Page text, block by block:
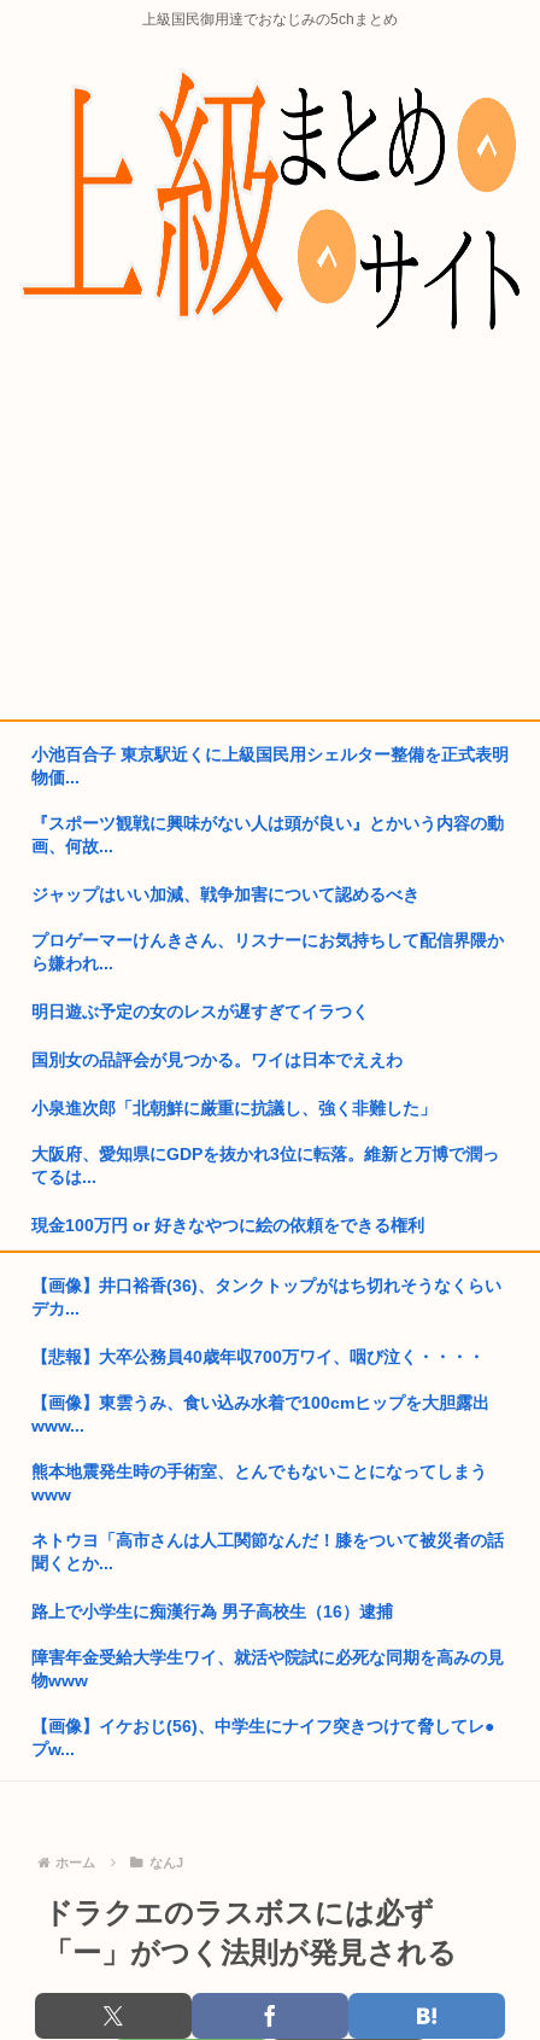
上級国民御用達でおなじみの5chまとめ
小池百合子 東京駅近くに上級国民用シェルター整備を正式表明
物価...
『スポーツ観戦に興味がない人は頭が良い』とかいう内容の動
画、何故...
ジャップはいい加減、戦争加害について認めるべき
プロゲーマーけんきさん、リスナーにお気持ちして配信界隈か
ら嫌われ...
明日遊ぶ予定の女のレスが遅すぎてイラつく
国別女の品評会が見つかる。ワイは日本でええわ
小泉進次郎「北朝鮮に厳重に抗議し、強く非難した」
大阪府、愛知県にGDPを抜かれ3位に転落。維新と万博で潤っ
てるは...
現金100万円 or 好きなやつに絵の依頼をできる権利
新聞さん、壮大な縦読みを仕込んでしまう
競艇の払戻金3億3400万円を申告せず脱税&元税務対象者から1
障がい者手帳、健常者でも簡単に取得できるものだったwww
日本さん食料自給率が過去最低に 25年度37% 主要先進で圧倒
的...
サッカー審判の佐藤隆治・西村雄一、韓国の試合前に性接待を
受けてい...
職場の中年独身男性にお盆休みの予定を聞いた結果wwww
まんさん「男で痛み止め持ってるやつはゲイ」
トランプ大統領、イランとの戦闘「近く終結するだろう」と表
明
桜を見る会だけで118回もの虚偽答弁を行った男が国葬をされ
た国、...
中国新聞「高市総理は非核三原則堅持をはっきり言わなかっ
た、看過で...
ぺこぱ松蔭寺「みんな右とか左とか拘りすぎ。思想関係なく応
援しよう...
【画像】井口裕香(36)、タンクトップがはち切れそうなくらい
デカ...
【悲報】大卒公務員40歳年収700万ワイ、咽び泣く・・・・
【画像】東雲うみ、食い込み水着で100cmヒップを大胆露出
www...
熊本地震発生時の手術室、とんでもないことになってしまう
www
ネトウヨ「高市さんは人工関節なんだ！膝をついて被災者の話
聞くとか...
路上で小学生に痴漢行為 男子高校生（16）逮捕
障害年金受給大学生ワイ、就活や院試に必死な同期を高みの見
物www
【画像】イケおじ(56)、中学生にナイフ突きつけて脅してレ●
プw...
日本人の9割は高市早苗の顔や変な喋りを見ても平気だから支
早稲田大生、複数名がゴールドカードのポイント詐欺で無銭飲
フジテレビで無修正の勃起ちんぽが流れる放送事故が発生
ホーム なんJ
ドラクエのラスボスには必ず
「ー」がつく法則が発見される